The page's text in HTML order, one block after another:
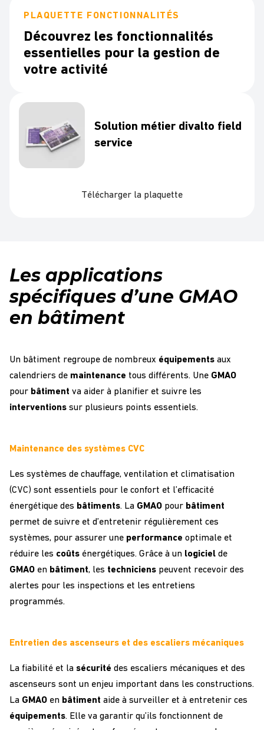
PLAQUETTE FONCTIONNALITÉS
Découvrez les fonctionnalités
essentielles pour la gestion de
votre activité
Solution métier divalto field
service
Télécharger la plaquette
Les applications
spécifiques d’une GMAO
en bâtiment
Un bâtiment regroupe de nombreux équipements aux
calendriers de maintenance tous différents. Une GMAO
pour bâtiment va aider à planifier et suivre les
interventions sur plusieurs points essentiels.
Maintenance des systèmes CVC
Les systèmes de chauffage, ventilation et climatisation
(CVC) sont essentiels pour le confort et l’efficacité
énergétique des bâtiments. La GMAO pour bâtiment
permet de suivre et d’entretenir régulièrement ces
systèmes, pour assurer une performance optimale et
réduire les coûts énergétiques. Grâce à un logiciel de
GMAO en bâtiment, les techniciens peuvent recevoir des
alertes pour les inspections et les entretiens
programmés.
Entretien des ascenseurs et des escaliers mécaniques
La fiabilité et la sécurité des escaliers mécaniques et des
ascenseurs sont un enjeu important dans les constructions.
La GMAO en bâtiment aide à surveiller et à entretenir ces
équipements. Elle va garantir qu’ils fonctionnent de